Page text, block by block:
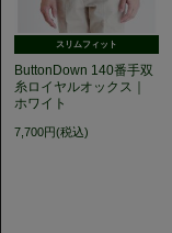
スリムフィット
ButtonDown 140番手双
糸ロイヤルオックス｜
ホワイト
7,700円(税込)